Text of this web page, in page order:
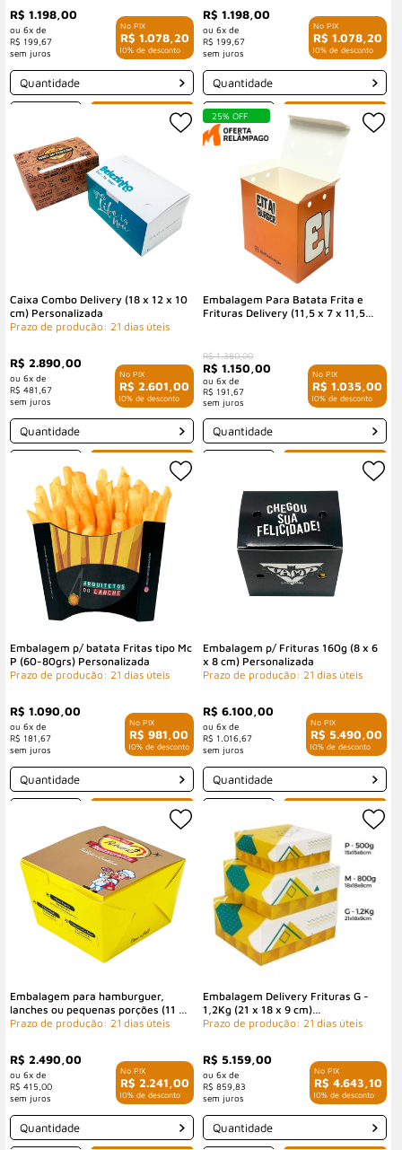
R$ 1.078,20
com 10% de desconto
R$ 1.198,00
6x de
R$ 199,67
Quantidade
R$ 1.078,20
com 10% de desconto
R$ 1.198,00
6x de
R$ 199,67
Quantidade
-
Caixa Combo Delivery (18 x 12 x 10
cm) Personalizada
R$ 2.601,00
com 10% de desconto
R$ 2.890,00
6x de
R$ 481,67
Prazo de produção: 21 dias úteis
Quantidade
+
25% OFF
Embalagem Para Batata Frita e
Frituras Delivery (11,5 x 7 x 11,5
R$ 1.035,00
com 10% de desconto
R$ 1.380,00
R$ 1.150,00
6x de
R$ 191,67
Quantidade
Embalagem p/ batata Fritas tipo Mc
P (60-80grs) Personalizada
R$ 981,00
com 10% de desconto
R$ 1.090,00
6x de
R$ 181,67
Prazo de produção: 21 dias úteis
Quantidade
Embalagem p/ Frituras 160g (8 x 6
x 8 cm) Personalizada
R$ 5.490,00
com 10% de desconto
R$ 6.100,00
6x de
R$ 1.016,67
Prazo de produção: 21 dias úteis
Quantidade
Embalagem para hamburguer,
lanches ou pequenas porções (11 x
11 x 8,5 cm) Personalizada
R$ 2.241,00
com 10% de desconto
R$ 2.490,00
6x de
R$ 415,00
Prazo de produção: 21 dias úteis
Quantidade
Embalagem Delivery Frituras G -
1,2Kg (21 x 18 x 9 cm)
Personalizada
R$ 4.643,10
com 10% de desconto
R$ 5.159,00
6x de
R$ 859,83
Prazo de produção: 21 dias úteis
Quantidade